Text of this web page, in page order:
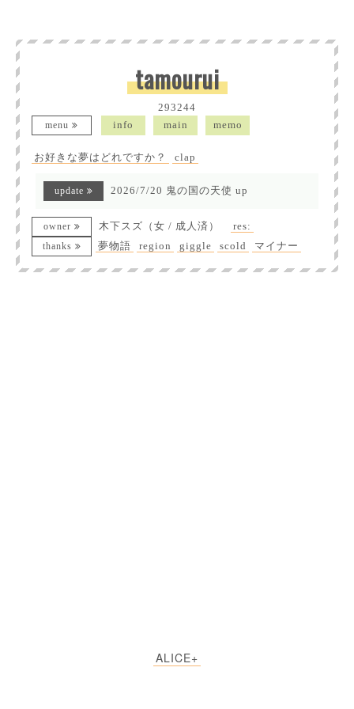
tamourui
293244
menu
info main memo
お好きな夢はどれですか？ clap
update 2026/7/20 鬼の国の天使 up
owner 木下スズ（女 / 成人済）
res:
thanks
夢物語 region giggle scold マイナー
ALICE+